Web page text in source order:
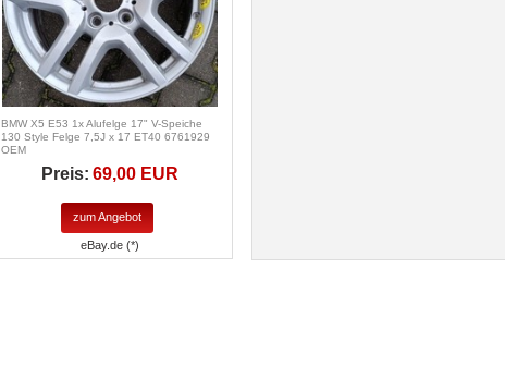
BMW X5 E53 1x Alufelge 17" V-Speiche
130 Style Felge 7,5J x 17 ET40 6761929
OEM
Preis: 69,00 EUR
zum Angebot
eBay.de (*)